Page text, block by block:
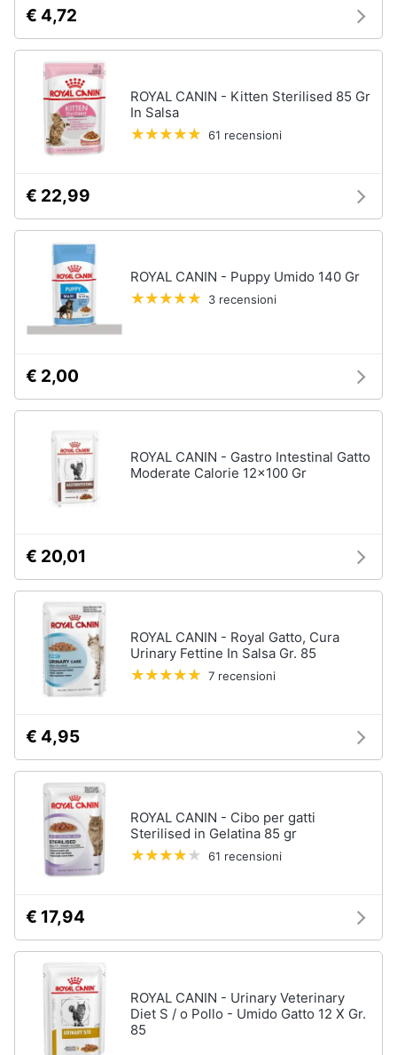
€ 4,72
ROYAL CANIN - Kitten Sterilised 85 Gr
In Salsa
61 recensioni
€ 22,99
ROYAL CANIN - Puppy Umido 140 Gr
3 recensioni
€ 2,00
ROYAL CANIN - Gastro Intestinal Gatto
Moderate Calorie 12x100 Gr
€ 20,01
ROYAL CANIN - Royal Gatto, Cura
Urinary Fettine In Salsa Gr. 85
7 recensioni
€ 4,95
ROYAL CANIN - Cibo per gatti
Sterilised in Gelatina 85 gr
61 recensioni
€ 17,94
ROYAL CANIN - Urinary Veterinary
Diet S / o Pollo - Umido Gatto 12 X Gr.
85